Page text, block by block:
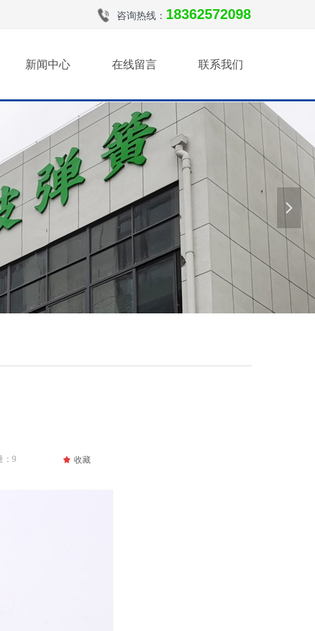
넲
新闻中心 在线留言 联系我们
咨询热线： 18362572098
9 끄 收藏